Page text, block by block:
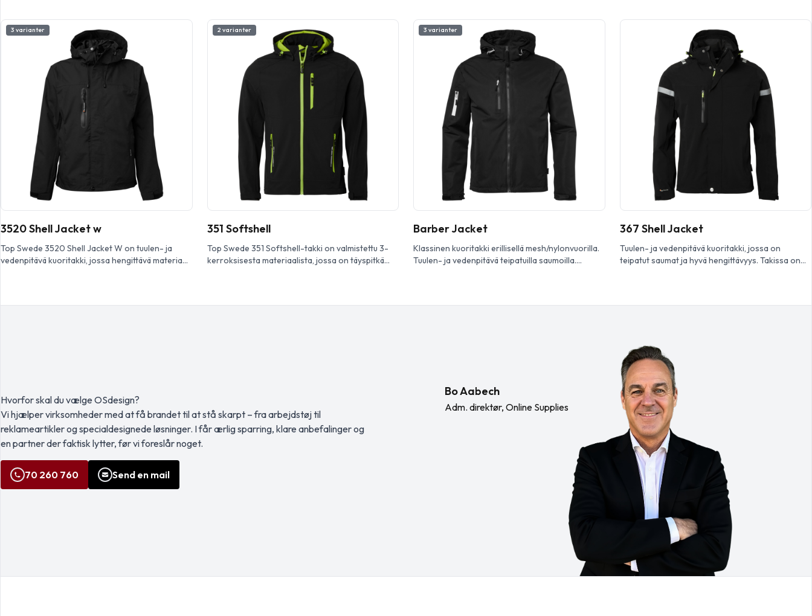
3 varianter
3520 Shell Jacket w
Top Swede 3520 Shell Jacket W on tuulen- ja
vedenpitävä kuoritakki, jossa hengittävä materiaali
2 varianter
351 Softshell
Top Swede 351 Softshell-takki on valmistettu 3-
kerroksisesta materiaalista, jossa on täyspitkä
3 varianter
Barber Jacket
Klassinen kuoritakki erillisellä mesh/nylonvuorilla.
Tuulen- ja vedenpitävä teipatuilla saumoilla.
367 Shell Jacket
Tuulen- ja vedenpitävä kuoritakki, jossa on
teipatut saumat ja hyvä hengittävyys. Takissa on
suojattuna ja mukavana ka ikissa sääolosuhteissa.
Teipatut saumat ja erinomainen hengittävyys
tekevät […]
Hvorfor skal du vælge OSdesign?
Vi hjælper virksomheder med at få brandet til at stå skarpt – fra arbejdstøj til
reklameartikler og specialdesignede løsninger. I får ærlig sparring, klare anbefalinger og
en partner der faktisk lytter, før vi foreslår noget.
70 260 760 Send en mail
Bo Aabech
Adm. direktør, Online Supplies